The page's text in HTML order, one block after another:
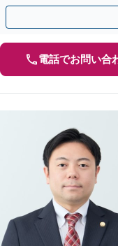
一歩を踏み出せるように
電話でお問い合